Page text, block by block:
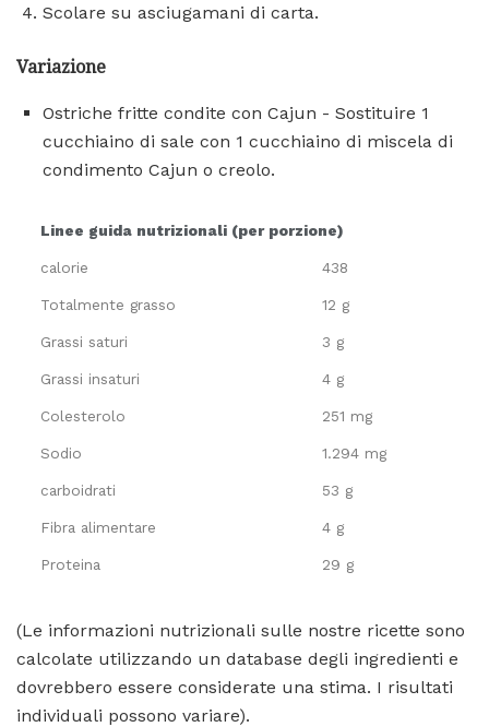
Scolare su asciugamani di carta.
Variazione
Ostriche fritte condite con Cajun - Sostituire 1
cucchiaino di sale con 1 cucchiaino di miscela di
condimento Cajun o creolo.
Linee guida nutrizionali (per porzione)
calorie 438
Totalmente grasso 12 g
Grassi saturi 3 g
Grassi insaturi 4 g
Colesterolo 251 mg
Sodio 1.294 mg
carboidrati 53 g
Fibra alimentare 4 g
Proteina 29 g
(Le informazioni nutrizionali sulle nostre ricette sono
calcolate utilizzando un database degli ingredienti e
dovrebbero essere considerate una stima. I risultati
individuali possono variare).